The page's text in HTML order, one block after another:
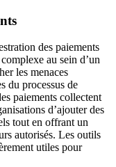
des paiements
au sein d’un
les menaces
du processus de
paiements collectent
d’ajouter des
tout en offrant un
autorisés. Les outils
utiles pour